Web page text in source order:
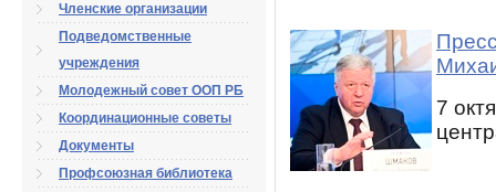
Членские организации
Подведомственные
учреждения
Молодежный совет ООП РБ
Координационные советы
Документы
Профсоюзная библиотека
7